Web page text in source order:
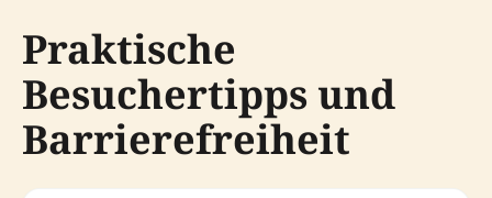
Praktische
Besuchertipps und
Barrierefreiheit